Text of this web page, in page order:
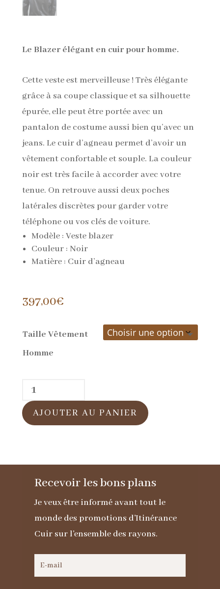
Le Blazer élégant en cuir pour homme.
Cette veste est merveilleuse ! Très élégante
grâce à sa coupe classique et sa silhouette
épurée, elle peut être portée avec un
pantalon de costume aussi bien qu’avec un
jeans. Le cuir d’agneau permet d’avoir un
vêtement confortable et souple. La couleur
noir est très facile à accorder avec votre
tenue. On retrouve aussi deux poches
latérales discrètes pour garder votre
téléphone ou vos clés de voiture.
Modèle : Veste blazer
Couleur : Noir
Matière : Cuir d’agneau
397,00€
Taille Vêtement
Homme
quantité
de
Blazer
noir
pour
homme
AJOUTER AU PANIER
Recevoir les bons plans
Je veux être informé avant tout le
monde des promotions d'Itinérance
Cuir sur l'ensemble des rayons.